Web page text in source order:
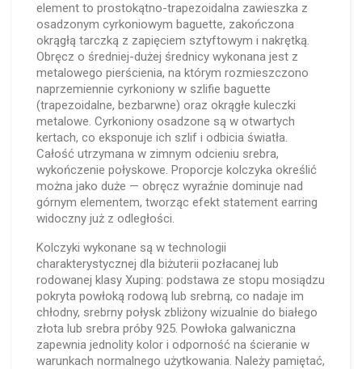
element to prostokątno-trapezoidalna zawieszka z
osadzonym cyrkoniowym baguette, zakończona
okrągłą tarczką z zapięciem sztyftowym i nakrętką.
Obręcz o średniej-dużej średnicy wykonana jest z
metalowego pierścienia, na którym rozmieszczono
naprzemiennie cyrkoniony w szlifie baguette
(trapezoidalne, bezbarwne) oraz okrągłe kuleczki
metalowe. Cyrkoniony osadzone są w otwartych
kertach, co eksponuje ich szlif i odbicia światła.
Całość utrzymana w zimnym odcieniu srebra,
wykończenie połyskowe. Proporcje kolczyka określić
można jako duże — obręcz wyraźnie dominuje nad
górnym elementem, tworząc efekt statement earring
widoczny już z odległości.
Kolczyki wykonane są w technologii
charakterystycznej dla biżuterii pozłacanej lub
rodowanej klasy Xuping: podstawa ze stopu mosiądzu
pokryta powłoką rodową lub srebrną, co nadaje im
chłodny, srebrny połysk zbliżony wizualnie do białego
złota lub srebra próby 925. Powłoka galwaniczna
zapewnia jednolity kolor i odporność na ścieranie w
warunkach normalnego użytkowania. Należy pamiętać,